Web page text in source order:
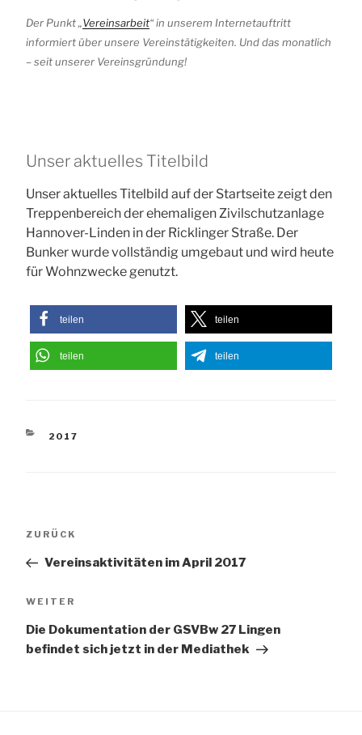
Der Punkt „Vereinsarbeit“ in unserem Internetauftritt
informiert über unsere Vereinstätigkeiten. Und das monatlich
– seit unserer Vereinsgründung!
Unser aktuelles Titelbild
Unser aktuelles Titelbild auf der Startseite zeigt den
Treppenbereich der ehemaligen Zivilschutzanlage
Hannover-Linden in der Ricklinger Straße. Der
Bunker wurde vollständig umgebaut und wird heute
für Wohnzwecke genutzt.
teilen teilen
teilen teilen
KATEGORIEN
2017
Vorheriger
ZURÜCK
Vereinsaktivitäten im April 2017
Nächster
WEITER
Die Dokumentation der GSVBw 27 Lingen
befindet sich jetzt in der Mediathek